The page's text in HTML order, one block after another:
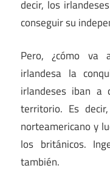
decir, los
conseguir su
Pero, ¿cómo va
irlandesa la
irlandeses iban a
territorio. Es
norteamericano y
los británicos.
también.